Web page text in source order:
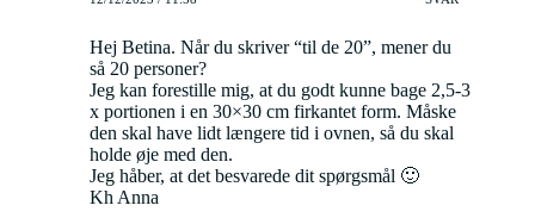
Hej Betina. Når du skriver “til de 20”, mener du
så 20 personer?
Jeg kan forestille mig, at du godt kunne bage 2,5-3
x portionen i en 30×30 cm firkantet form. Måske
den skal have lidt længere tid i ovnen, så du skal
holde øje med den.
Jeg håber, at det besvarede dit spørgsmål 🙂
Kh Anna